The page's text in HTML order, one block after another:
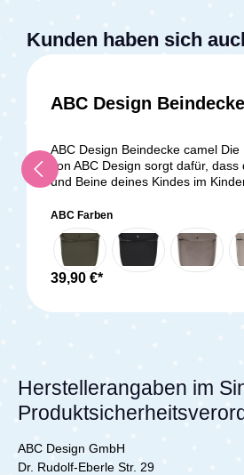
Kunden haben sich
ABC Design
ABC Design Beindecke camel Die
von ABC Design sorgt dafür,
und Beine deines Kindes im
wächst mit. Dein Baby wird dank
vor jeder Wetterlage geschützt.
Befestigung erfolgt mit
Schutzbügel deines ABC
oberen Teil der Beindecke befindet
verlängern kannst. Lieferumfang: 1x ABC
ABC Farben
39,90 €*
Herstellerangaben im
ABC Design GmbH
Dr. Rudolf-Eberle Str. 29